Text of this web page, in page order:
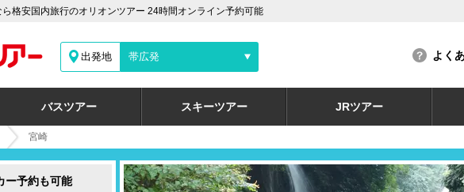
ら格安国内旅行のオリオンツアー 24時間オンライン予約可能
出発地 帯広発 よく
バスツアー スキーツアー JRツアー
宮崎
ー予約も可能